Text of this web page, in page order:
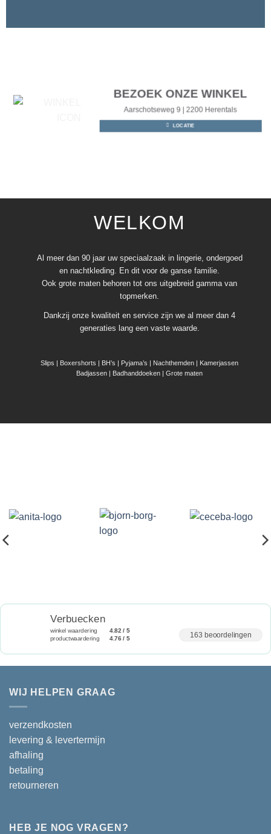
BEZOEK ONZE WINKEL
Aarschotseweg 9 | 2200 Herentals
LOCATIE
WELKOM
Al meer dan 90 jaar uw speciaalzaak in lingerie, ondergoed
en nachtkleding. En dit voor de ganse familie.
Ook grote maten behoren tot ons uitgebreid gamma van
topmerken.
Dankzij onze kwaliteit en service zijn we al meer dan 4
generaties lang een vaste waarde.
Slips | Boxershorts | BH’s | Pyjama’s | Nachthemden | Kamerjassen
Badjassen | Badhanddoeken | Grote maten
Verbuecken
winkel waardering 4.82 / 5
productwaardering 4.76 / 5 163 beoordelingen
WIJ HELPEN GRAAG
verzendkosten
levering & levertermijn
afhaling
betaling
retourneren
HEB JE NOG VRAGEN?